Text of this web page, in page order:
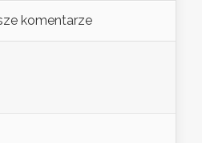
komentarze